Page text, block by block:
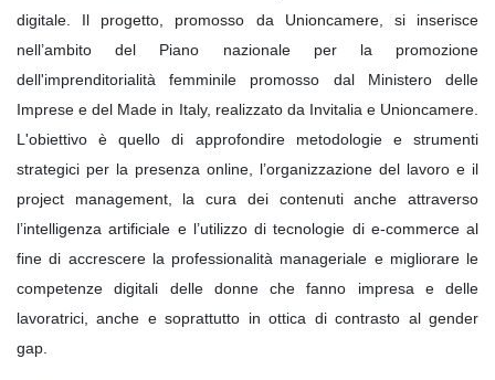
digitale. Il progetto, promosso da Unioncamere, si inserisce
nell’ambito del Piano nazionale per la promozione
dell'imprenditorialità femminile promosso dal Ministero delle
Imprese e del Made in Italy, realizzato da Invitalia e Unioncamere.
L'obiettivo è quello di approfondire metodologie e strumenti
strategici per la presenza online, l’organizzazione del lavoro e il
project management, la cura dei contenuti anche attraverso
l’intelligenza artificiale e l’utilizzo di tecnologie di e-commerce al
fine di accrescere la professionalità manageriale e migliorare le
competenze digitali delle donne che fanno impresa e delle
lavoratrici, anche e soprattutto in ottica di contrasto al gender
gap.